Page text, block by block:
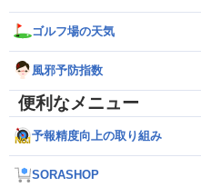
ゴルフ場の天気
風邪予防指数
便利なメニュー
予報精度向上の取り組み
SORASHOP